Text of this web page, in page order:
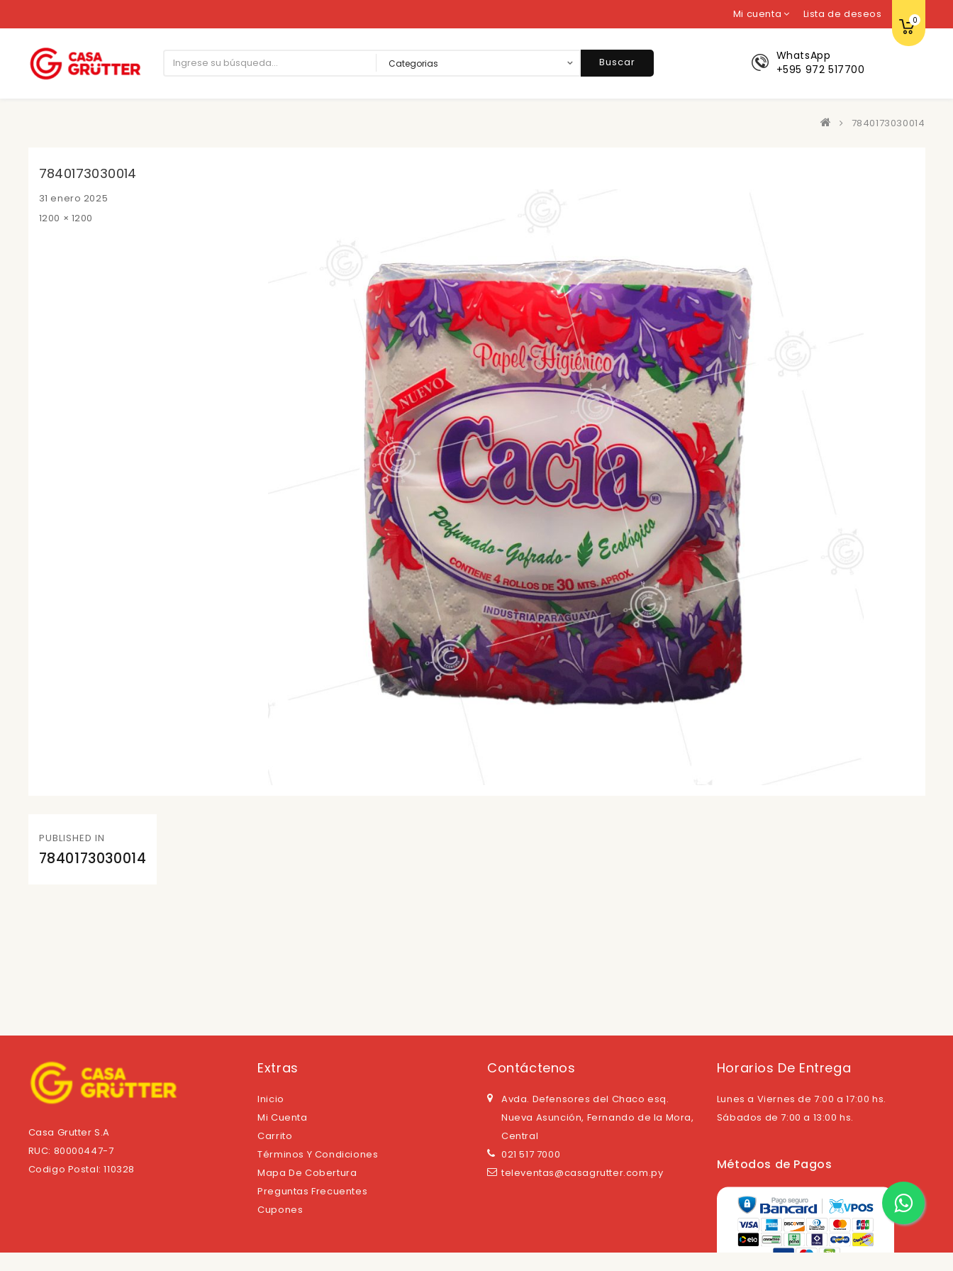
Mi cuenta Lista de deseos 0
WhatsApp
+595 972 517700
Buscar
7840173030014
7840173030014
Posted
on
31 enero 2025
Full
1200 × 1200
de
entradas
PUBLISHED IN
7840173030014
Casa Grutter S.A
RUC: 80000447-7
Codigo Postal: 110328
Extras
Inicio
Mi Cuenta
Carrito
Términos Y Condiciones
Mapa De Cobertura
Preguntas Frecuentes
Cupones
Contáctenos
Avda. Defensores del Chaco esq.
Nueva Asunción, Fernando de la Mora,
Central
021 517 7000
televentas@casagrutter.com.py
Horarios De Entrega
Lunes a Viernes de 7:00 a 17:00 hs.
Sábados de 7:00 a 13:00 hs.
Métodos de Pagos